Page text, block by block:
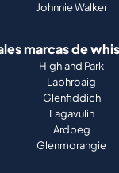
Johnnie Walker
marcas de
Highland Park
Laphroaig
Glenfiddich
Lagavulin
Ardbeg
Glenmorangie